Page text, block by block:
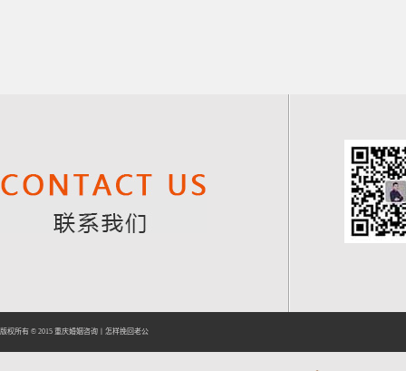
版权所有 © 2015 重庆婚姻咨询 怎样挽回老公